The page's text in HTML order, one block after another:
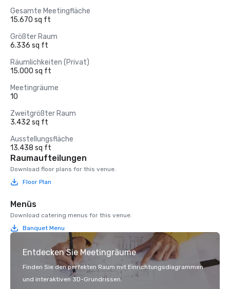
Gesamte Meetingfläche
15.670 sq ft
Größter Raum
6.336 sq ft
Räumlichkeiten (Privat)
15.000 sq ft
Meetingräume
10
Zweitgrößter Raum
3.432 sq ft
Ausstellungsfläche
13.438 sq ft
Raumaufteilungen
Download floor plans for this venue.
Floor Plan
Menüs
Download catering menus for this venue.
Banquet Menu
Entdecken Sie Meetingräume
Finden Sie den perfekten Raum mit Einrichtungsdiagrammen
und interaktiven 3D-Grundrissen.